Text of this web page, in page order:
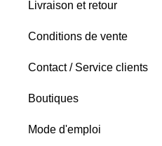
Livraison et retour
Conditions de vente
Contact / Service clients
Boutiques
Mode d'emploi